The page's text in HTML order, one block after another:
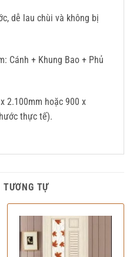
dễ lau chùi và không bị
Cánh + Khung Bao + Phủ
2.100mm hoặc 900 x
thực tế).
TỰ